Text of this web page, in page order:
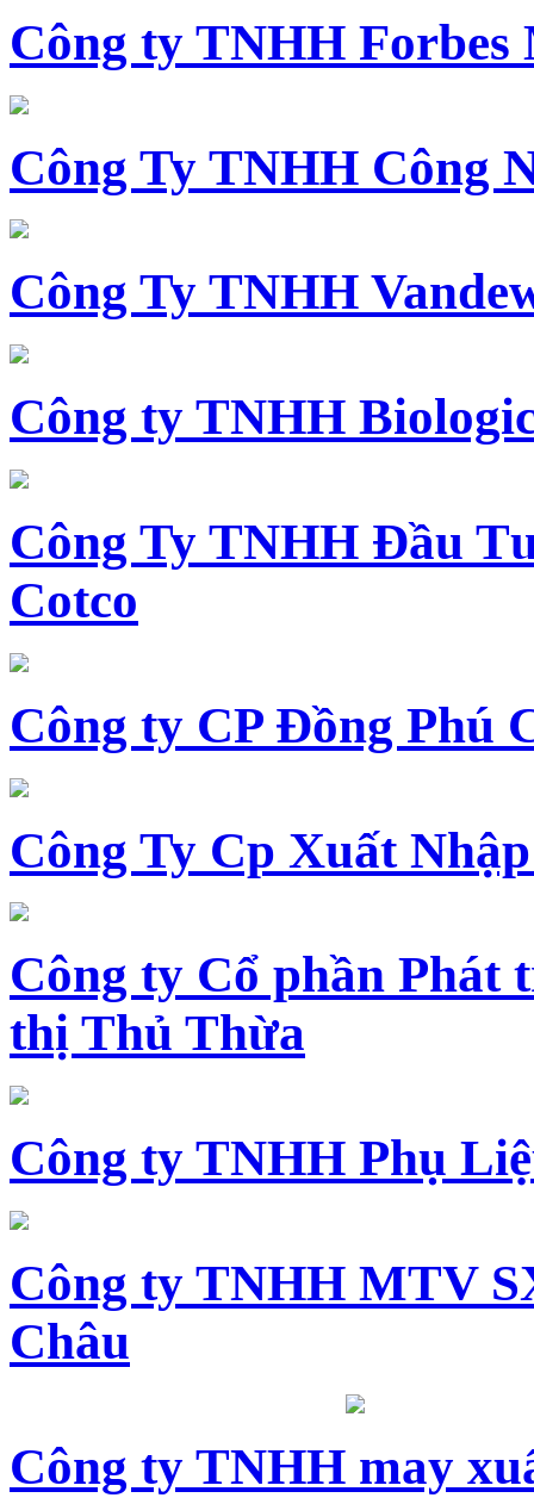
Công ty TNHH
Công Ty TNHH Công
Công Ty TNHH
Công ty TNHH
Công Ty TNHH Đầu
Cotco
Công ty CP Đồng Phú
Công Ty Cp Xuất
Công ty Cổ phần Phát
thị Thủ Thừa
Công ty TNHH Phụ
Công ty TNHH MTV
Châu
Công ty TNHH may